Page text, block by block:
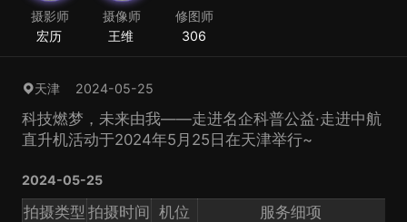
摄影师
宏历
摄像师
王维
修图师
306
天津 2024-05-25
科技燃梦，未来由我——走进名企科普公益·走进中航
直升机活动于2024年5月25日在天津举行~
2024-05-25
拍摄类型 拍摄时间 机位 服务细项